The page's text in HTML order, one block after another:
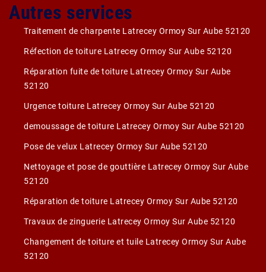
Autres services
Traitement de charpente Latrecey Ormoy Sur Aube 52120
Réfection de toiture Latrecey Ormoy Sur Aube 52120
Réparation fuite de toiture Latrecey Ormoy Sur Aube
52120
Urgence toiture Latrecey Ormoy Sur Aube 52120
demoussage de toiture Latrecey Ormoy Sur Aube 52120
Pose de velux Latrecey Ormoy Sur Aube 52120
Nettoyage et pose de gouttière Latrecey Ormoy Sur Aube
52120
Réparation de toiture Latrecey Ormoy Sur Aube 52120
Travaux de zinguerie Latrecey Ormoy Sur Aube 52120
Changement de toiture et tuile Latrecey Ormoy Sur Aube
52120